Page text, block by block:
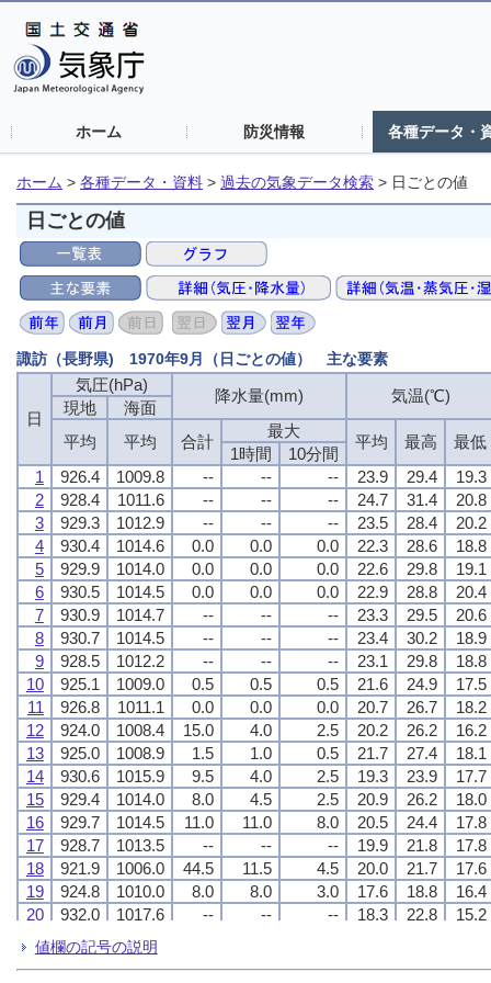
ホーム 防災情報 各種データ・
ホーム > 各種データ・資料 > 過去の気象データ検索 > 日ごとの値
日ごとの値
諏訪（長野県) 1970年9月（日ごとの値） 主な要素
日
気圧(hPa)
降水量(mm) 気温(℃)
現地
海面
平均
平均 合計
最大
平均 最高 最低
1時間
10分間
1
926.4 1009.8 -- -- -- 23.9 29.4
19.3
2
928.4 1011.6 -- -- -- 24.7 31.4
20.8
3
929.3 1012.9 -- -- -- 23.5 28.4
20.2
4
930.4 1014.6 0.0 0.0 0.0 22.3 28.6
18.8
5
929.9 1014.0 0.0 0.0 0.0 22.6 29.8
19.1
6
930.5 1014.5 0.0 0.0 0.0 22.9 28.8
20.4
7
930.9 1014.7 -- -- -- 23.3 29.5
20.6
8
930.7 1014.5 -- -- -- 23.4 30.2
18.9
9
928.5 1012.2 -- -- -- 23.1 29.8
18.8
10
925.1 1009.0 0.5 0.5 0.5 21.6 24.9
17.5
11
926.8 1011.1 0.0 0.0 0.0 20.7 26.7
18.2
12
924.0 1008.4 15.0 4.0 2.5 20.2 26.2
16.2
13
925.0 1008.9 1.5 1.0 0.5 21.7 27.4
18.1
14
930.6 1015.9 9.5 4.0 2.5 19.3 23.9
17.7
15
929.4 1014.0 8.0 4.5 2.5 20.9 26.2
18.0
16
929.7 1014.5 11.0 11.0 8.0 20.5 24.4
17.8
17
928.7 1013.5 -- -- -- 19.9 21.8
17.8
18
921.9 1006.0 44.5 11.5 4.5 20.0 21.7
17.6
19
924.8 1010.0 8.0 8.0 3.0 17.6 18.8
16.4
20
932.0 1017.6 -- -- -- 18.3 22.8
15.2
21
932.6 1018.6
22
926.9 1011.6
日
気圧(hPa)
降水量(mm) 気温(℃)
現地
海面
平均
平均 合計
最大
平均 最高 最低
1時間
10分間
1
926.4 1009.8 -- -- -- 23.9 29.4
19.3
2
928.4 1011.6 -- -- -- 24.7 31.4
20.8
3
929.3 1012.9 -- -- -- 23.5 28.4
20.2
4
930.4 1014.6 0.0 0.0 0.0 22.3 28.6
18.8
5
929.9 1014.0 0.0 0.0 0.0 22.6 29.8
19.1
6
930.5 1014.5 0.0 0.0 0.0 22.9 28.8
20.4
7
930.9 1014.7 -- -- -- 23.3 29.5
20.6
8
930.7 1014.5 -- -- -- 23.4 30.2
18.9
9
928.5 1012.2 -- -- -- 23.1 29.8
18.8
10
925.1 1009.0 0.5 0.5 0.5 21.6 24.9
17.5
11
926.8 1011.1 0.0 0.0 0.0 20.7 26.7
18.2
12
924.0 1008.4 15.0 4.0 2.5 20.2 26.2
16.2
13
925.0 1008.9 1.5 1.0 0.5 21.7 27.4
18.1
14
930.6 1015.9 9.5 4.0 2.5 19.3 23.9
17.7
15
929.4 1014.0 8.0 4.5 2.5 20.9 26.2
18.0
16
929.7 1014.5 11.0 11.0 8.0 20.5 24.4
17.8
17
928.7 1013.5 -- -- -- 19.9 21.8
17.8
18
921.9 1006.0 44.5 11.5 4.5 20.0 21.7
17.6
19
924.8 1010.0 8.0 8.0 3.0 17.6 18.8
16.4
20
932.0 1017.6 -- -- -- 18.3 22.8
15.2
21
932.6 1018.6
22
926.9 1011.6
日
気圧(hPa)
降水量(mm) 気温(℃)
現地
海面
平均
平均 合計
最大
平均 最高 最低
1時間
10分間
1
926.4 1009.8 -- -- -- 23.9 29.4
19.3
2
928.4 1011.6 -- -- -- 24.7 31.4
20.8
3
929.3 1012.9 -- -- -- 23.5 28.4
20.2
4
930.4 1014.6 0.0 0.0 0.0 22.3 28.6
18.8
5
929.9 1014.0 0.0 0.0 0.0 22.6 29.8
19.1
6
930.5 1014.5 0.0 0.0 0.0 22.9 28.8
20.4
7
930.9 1014.7 -- -- -- 23.3 29.5
20.6
8
930.7 1014.5 -- -- -- 23.4 30.2
18.9
9
928.5 1012.2 -- -- -- 23.1 29.8
18.8
10
925.1 1009.0 0.5 0.5 0.5 21.6 24.9
17.5
11
926.8 1011.1 0.0 0.0 0.0 20.7 26.7
18.2
12
924.0 1008.4 15.0 4.0 2.5 20.2 26.2
16.2
13
925.0 1008.9 1.5 1.0 0.5 21.7 27.4
18.1
14
930.6 1015.9 9.5 4.0 2.5 19.3 23.9
17.7
15
929.4 1014.0 8.0 4.5 2.5 20.9 26.2
18.0
16
929.7 1014.5 11.0 11.0 8.0 20.5 24.4
17.8
17
928.7 1013.5 -- -- -- 19.9 21.8
17.8
18
921.9 1006.0 44.5 11.5 4.5 20.0 21.7
17.6
19
924.8 1010.0 8.0 8.0 3.0 17.6 18.8
16.4
20
932.0 1017.6 -- -- -- 18.3 22.8
15.2
21
932.6 1018.6
22
926.9 1011.6
日
気圧(hPa)
降水量(mm) 気温(℃)
現地
海面
平均
平均 合計
最大
平均 最高 最低
1時間
10分間
1
926.4 1009.8 -- -- -- 23.9 29.4
19.3
2
928.4 1011.6 -- -- -- 24.7 31.4
20.8
3
929.3 1012.9 -- -- -- 23.5 28.4
20.2
4
930.4 1014.6 0.0 0.0 0.0 22.3 28.6
18.8
5
929.9 1014.0 0.0 0.0 0.0 22.6 29.8
19.1
6
930.5 1014.5 0.0 0.0 0.0 22.9 28.8
20.4
7
930.9 1014.7 -- -- -- 23.3 29.5
20.6
8
930.7 1014.5 -- -- -- 23.4 30.2
18.9
9
928.5 1012.2 -- -- -- 23.1 29.8
18.8
10
925.1 1009.0 0.5 0.5 0.5 21.6 24.9
17.5
11
926.8 1011.1 0.0 0.0 0.0 20.7 26.7
18.2
12
924.0 1008.4 15.0 4.0 2.5 20.2 26.2
16.2
13
925.0 1008.9 1.5 1.0 0.5 21.7 27.4
18.1
14
930.6 1015.9 9.5 4.0 2.5 19.3 23.9
17.7
15
929.4 1014.0 8.0 4.5 2.5 20.9 26.2
18.0
16
929.7 1014.5 11.0 11.0 8.0 20.5 24.4
17.8
17
928.7 1013.5 -- -- -- 19.9 21.8
17.8
18
921.9 1006.0 44.5 11.5 4.5 20.0 21.7
17.6
19
924.8 1010.0 8.0 8.0 3.0 17.6 18.8
16.4
20
932.0 1017.6 -- -- -- 18.3 22.8
15.2
21
932.6 1018.6
22
926.9 1011.6
値欄の記号の説明